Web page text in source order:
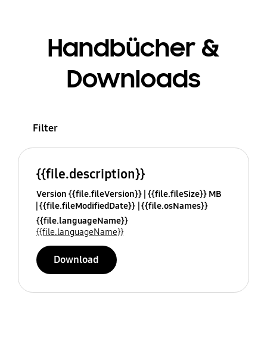
Handbücher &
Downloads
Filter
{{file.description}}
Version {{file.fileVersion}} {{file.fileSize}} MB
{{file.fileModifiedDate}} {{file.osNames}}
{{file.languageName}}
{{file.languageName}}
Download